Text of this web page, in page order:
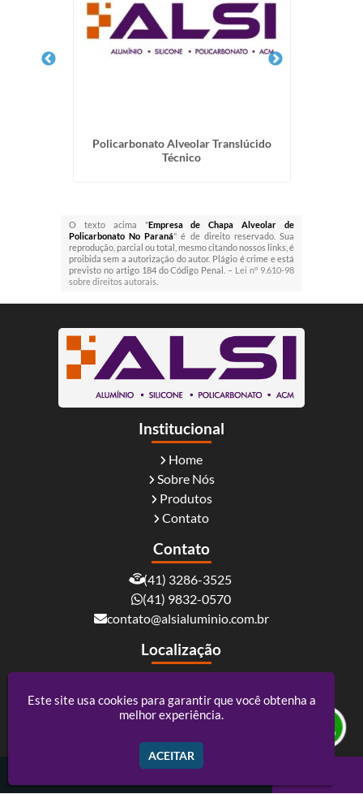
Policarbonato Alveolar Translúcido
Técnico
O texto acima "Empresa de Chapa Alveolar de
Policarbonato No Paraná" é de direito reservado. Sua
reprodução, parcial ou total, mesmo citando nossos links, é
proibida sem a autorização do autor. Plágio é crime e está
previsto no artigo 184 do Código Penal. – Lei n° 9.610-98
sobre direitos autorais.
Institucional
Home
Sobre Nós
Produtos
Contato
Contato
(41) 3286-3525
(41) 9832-0570
contato@alsialuminio.com.br
Localização
Curitiba / PR - CEP: 81730-060
Este site usa cookies para garantir que você obtenha a
melhor experiência.
ACEITAR